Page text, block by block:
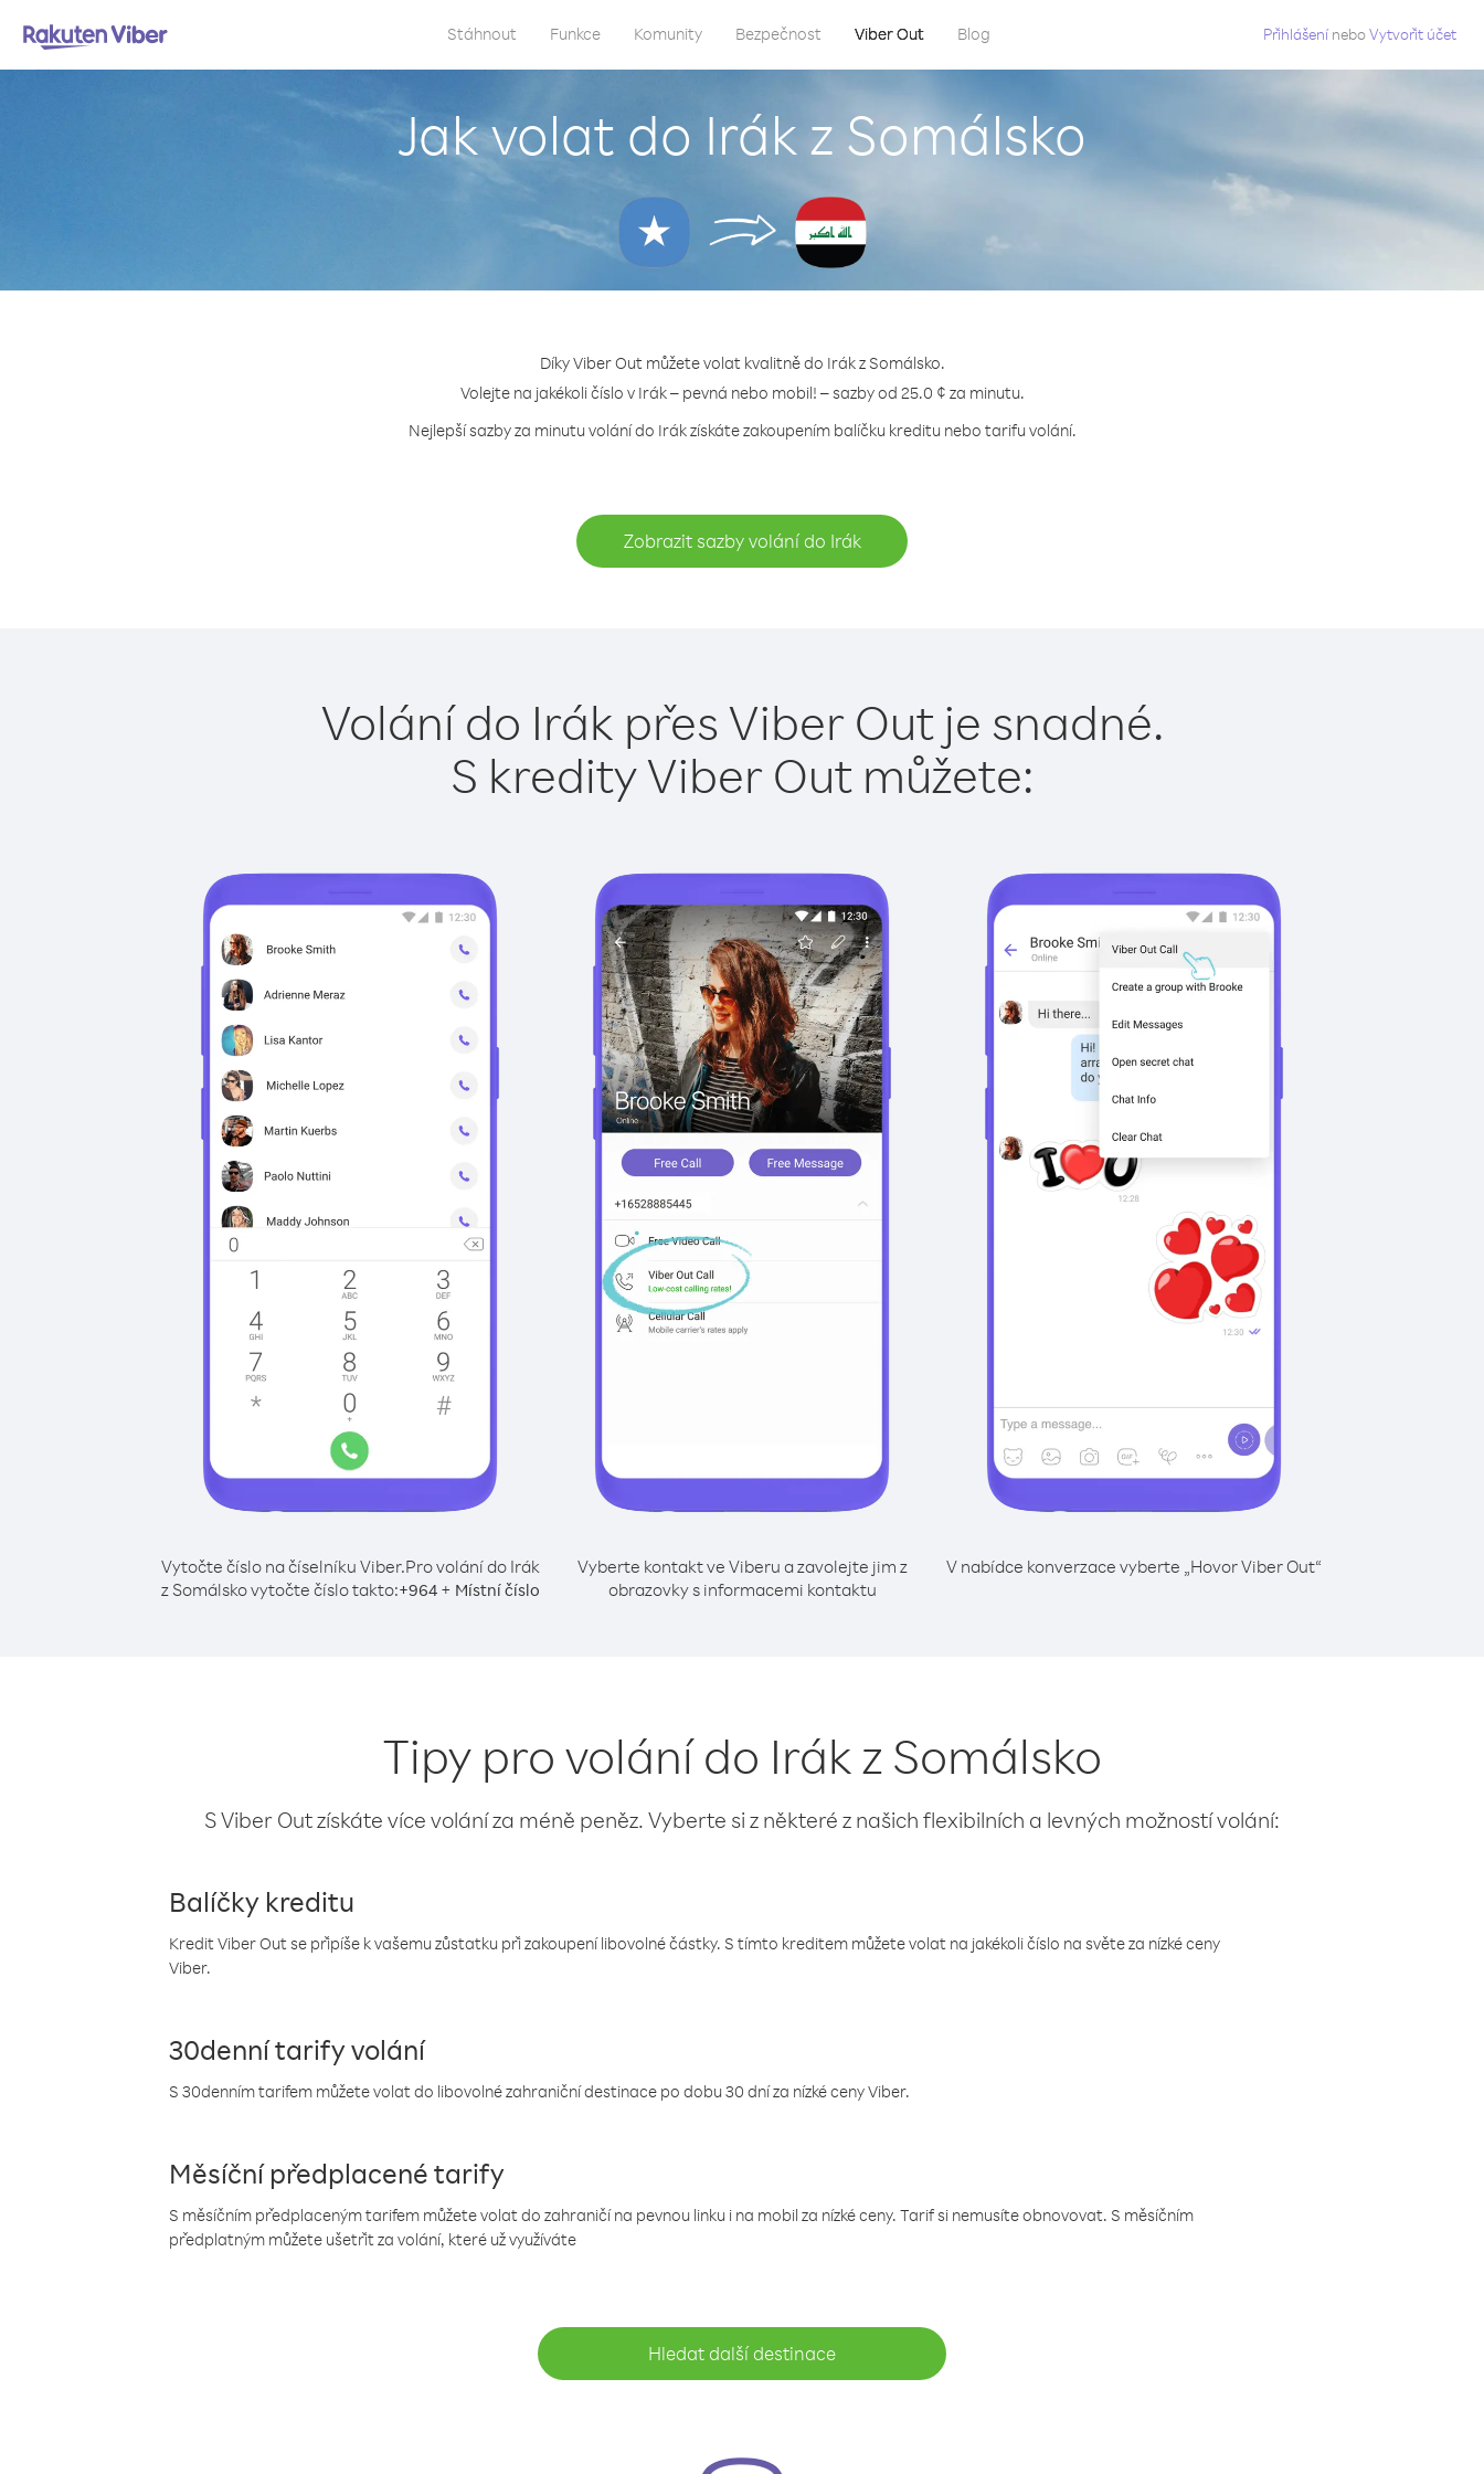
Stáhnout Funkce Komunity Bezpečnost Viber Out Blog Přihlášení neboVytvořit účet
Jak volat do Irák z Somálsko
Díky Viber Out můžete volat kvalitně do Irák z Somálsko.
Volejte na jakékoli číslo v Irák – pevná nebo mobil! – sazby od 25.0 ¢ za minutu.
Nejlepší sazby za minutu volání do Irák získáte zakoupením balíčku kreditu nebo tarifu volání.
Zobrazit sazby volání do Irák
Volání do Irák přes Viber Out je snadné.
S kredity Viber Out můžete:
Vytočte číslo na číselníku Viber.Pro volání do Irák
z Somálsko vytočte číslo takto:+964+ Místní číslo
Vyberte kontakt ve Viberu a zavolejte jim z
obrazovky s informacemi kontaktu
V nabídce konverzace vyberte „Hovor Viber Out“
Tipy pro volání do Irák z Somálsko
S Viber Out získáte více volání za méně peněz. Vyberte si z některé z našich flexibilních a levných možností volání:
Balíčky kreditu
Kredit Viber Out se připíše k vašemu zůstatku při zakoupení libovolné částky. S tímto kreditem můžete volat na jakékoli číslo na světe za nízké ceny
Viber.
30denní tarify volání
S 30denním tarifem můžete volat do libovolné zahraniční destinace po dobu 30 dní za nízké ceny Viber.
Měsíční předplacené tarify
S měsíčním předplaceným tarifem můžete volat do zahraničí na pevnou linku i na mobil za nízké ceny. Tarif si nemusíte obnovovat. S měsíčním
předplatným můžete ušetřit za volání, které už využíváte
Hledat další destinace